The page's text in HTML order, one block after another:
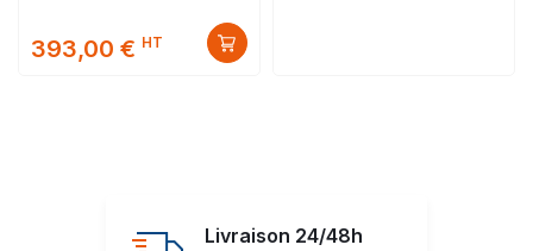
393,00 € HT
Livraison 24/48h